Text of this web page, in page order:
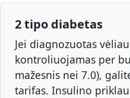
2 tipo diabetas
Jei diagnozuotas
kontroliuojamas per
mažesnis nei 7.0),
tarifas. Insulino